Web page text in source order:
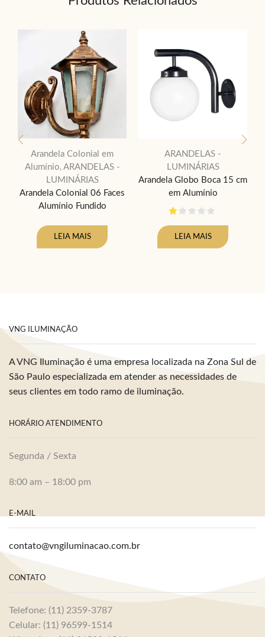
Arandela Colonial em
Alumínio, ARANDELAS -
LUMINÁRIAS
Arandela Colonial 06 Faces
Alumínio Fundido
LEIA MAIS
ARANDELAS -
LUMINÁRIAS
Arandela Globo Boca 15 cm
em Alumínio
LEIA MAIS
VNG ILUMINAÇÃO
A VNG Iluminação é uma empresa localizada na Zona Sul de
São Paulo especializada em atender as necessidades de
seus clientes em todo ramo de iluminação.
HORÁRIO ATENDIMENTO
Segunda / Sexta
8:00 am – 18:00 pm
E-MAIL
contato@vngiluminacao.com.br
CONTATO
Telefone: (11) 2359-3787
Celular: (11) 96599-1514